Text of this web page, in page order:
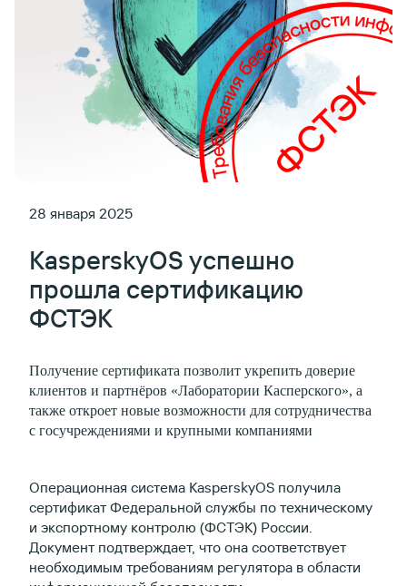
28 января 2025
KasperskyOS успешно
прошла сертификацию
ФСТЭК
Получение сертификата позволит укрепить доверие
клиентов и партнёров «Лаборатории Касперского», а
также откроет новые возможности для сотрудничества
с госучреждениями и крупными компаниями
Операционная система KasperskyOS получила
сертификат Федеральной службы по техническому
и экспортному контролю (ФСТЭК) России.
Документ подтверждает, что она соответствует
необходимым требованиям регулятора в области